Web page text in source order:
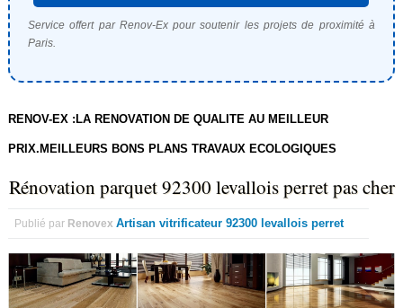
Service offert par Renov-Ex pour soutenir les projets de proximité à
Paris.
RENOV-EX :LA RENOVATION DE QUALITE AU MEILLEUR
PRIX.MEILLEURS BONS PLANS TRAVAUX ECOLOGIQUES
Rénovation parquet 92300 levallois perret pas cher
Publié par Renovex Artisan vitrificateur 92300 levallois perret